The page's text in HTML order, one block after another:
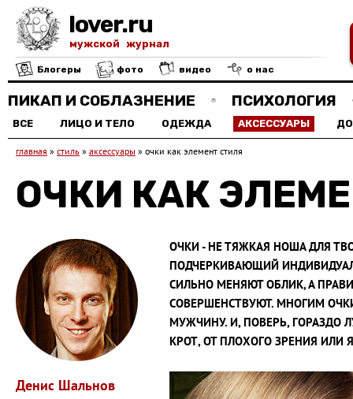
lover.ru
мужской журнал
Блогеры фото видео о нас
ПИКАП И СОБЛАЗНЕНИЕ ПСИХОЛОГИЯ
ВСЕ ЛИЦО И ТЕЛО ОДЕЖДА АКСЕССУАРЫ
главная » стиль » аксессуары » очки как элемент стиля
ОЧКИ КАК
Денис Шальнов
ОЧКИ - НЕ ТЯЖКАЯ НОША ДЛЯ
ПОДЧЕРКИВАЮЩИЙ
СИЛЬНО МЕНЯЮТ ОБЛИК, А
СОВЕРШЕНСТВУЮТ. МНОГИМ
МУЖЧИНУ. И, ПОВЕРЬ, ГОРАЗДО
КРОТ, ОТ ПЛОХОГО ЗРЕНИЯ ИЛИ